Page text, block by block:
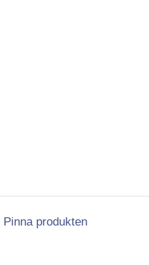
Pinna produkten